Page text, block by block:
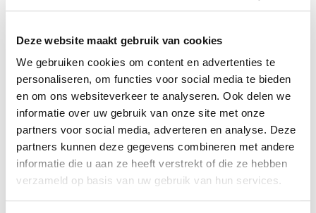
Deze website maakt gebruik van cookies
We gebruiken cookies om content en advertenties te
personaliseren, om functies voor social media te bieden
en om ons websiteverkeer te analyseren. Ook delen we
informatie over uw gebruik van onze site met onze
partners voor social media, adverteren en analyse. Deze
partners kunnen deze gegevens combineren met andere
informatie die u aan ze heeft verstrekt of die ze hebben
verzameld op basis van uw gebruik van hun services.
Songwriting Circle
Intensive
Louis Puggaard-Müller